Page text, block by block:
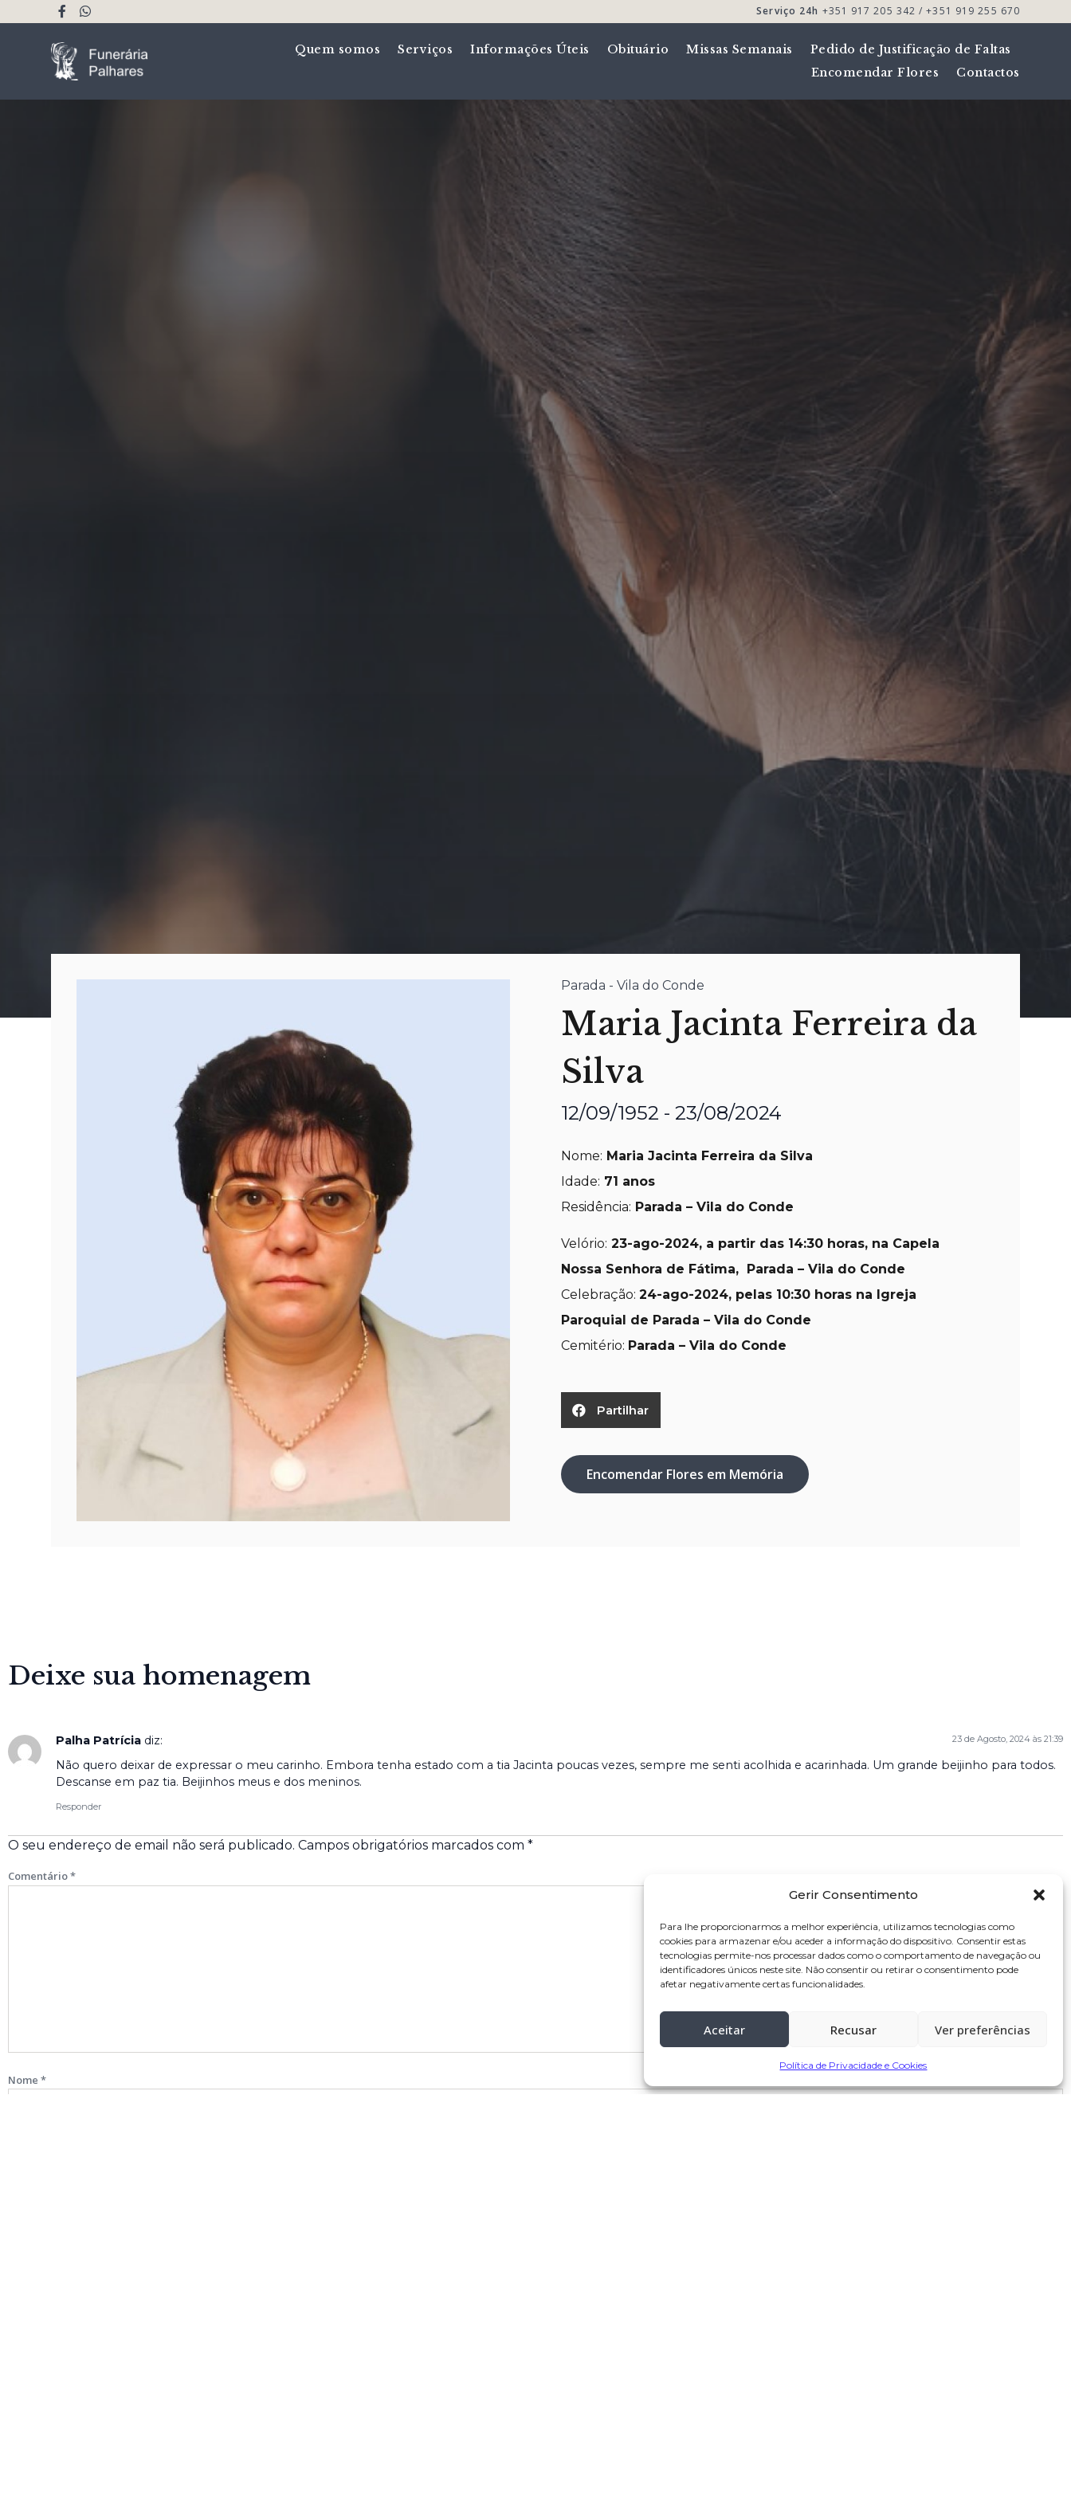
Gerir Consentimento
Para lhe proporcionarmos a melhor experiência, utilizamos tecnologias como
cookies para armazenar e/ou aceder a informação do dispositivo. Consentir estas
tecnologias permite-nos processar dados como o comportamento de navegação ou
identificadores únicos neste site. Não consentir ou retirar o consentimento pode
afetar negativamente certas funcionalidades.
Aceitar Recusar Ver preferências
Política de Privacidade e Cookies
Serviço 24h +351 917 205 342 / +351 919 255 670
Quem somos Serviços Informações Úteis Obituário Missas Semanais
Pedido de Justificação de Faltas
Encomendar Flores
Contactos
Parada - Vila do Conde
Maria Jacinta Ferreira da
Silva
12/09/1952 - 23/08/2024
Nome: Maria Jacinta Ferreira da Silva
Idade: 71 anos
Residência: Parada – Vila do Conde
Velório: 23-ago-2024, a partir das 14:30 horas, na Capela
Nossa Senhora de Fátima, Parada – Vila do Conde
Celebração: 24-ago-2024, pelas 10:30 horas na Igreja
Paroquial de Parada – Vila do Conde
Cemitério: Parada – Vila do Conde
Partilhar
Encomendar Flores em Memória
Deixe sua homenagem
Palha Patrícia diz: 23 de Agosto, 2024 às 21:39
Não quero deixar de expressar o meu carinho. Embora tenha estado com a tia Jacinta poucas vezes, sempre me senti acolhida e acarinhada. Um grande beijinho para todos.
Descanse em paz tia. Beijinhos meus e dos meninos.
Responder
O seu endereço de email não será publicado. Campos obrigatórios marcados com *
Comentário*
Nome *